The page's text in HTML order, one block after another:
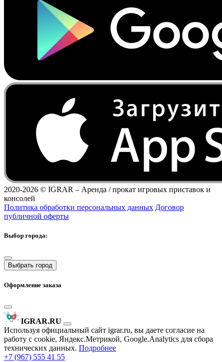
2020-2026 © IGRAR – Аренда / прокат игровых приставок и
консолей
Политика обработки персональных данных Договор
публичной оферты
Выбор города:
Выбрать город
Оформление заказа
IGRAR.RU
Используя официальный сайт igrar.ru, вы даете согласие на
работу с cookie, Яндекс.Метрикой, Google.Analytics для сбора
технических данных. Подробнее
+7 (967) 555 41 55